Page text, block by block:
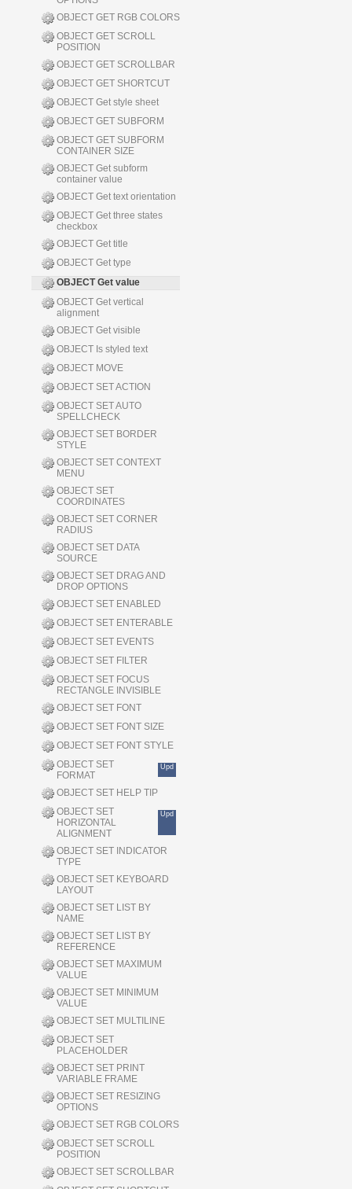
OBJECT GET RGB COLORS
OBJECT GET SCROLL
POSITION
OBJECT GET SCROLLBAR
OBJECT GET SHORTCUT
OBJECT Get style sheet
OBJECT GET SUBFORM
OBJECT GET SUBFORM
CONTAINER SIZE
OBJECT Get subform
container value
OBJECT Get text orientation
OBJECT Get three states
checkbox
OBJECT Get title
OBJECT Get type
OBJECT Get value
OBJECT Get vertical
alignment
OBJECT Get visible
OBJECT Is styled text
OBJECT MOVE
OBJECT SET ACTION
OBJECT SET AUTO
SPELLCHECK
OBJECT SET BORDER
STYLE
OBJECT SET CONTEXT
MENU
OBJECT SET
COORDINATES
OBJECT SET CORNER
RADIUS
OBJECT SET DATA
SOURCE
OBJECT SET DRAG AND
DROP OPTIONS
OBJECT SET ENABLED
OBJECT SET ENTERABLE
OBJECT SET EVENTS
OBJECT SET FILTER
OBJECT SET FOCUS
RECTANGLE INVISIBLE
OBJECT SET FONT
OBJECT SET FONT SIZE
OBJECT SET FONT STYLE
OBJECT SET
FORMAT
Upd
OBJECT SET HELP TIP
OBJECT SET
HORIZONTAL
ALIGNMENT
Upd
OBJECT SET INDICATOR
TYPE
OBJECT SET KEYBOARD
LAYOUT
OBJECT SET LIST BY
NAME
OBJECT SET LIST BY
REFERENCE
OBJECT SET MAXIMUM
VALUE
OBJECT SET MINIMUM
VALUE
OBJECT SET MULTILINE
OBJECT SET
PLACEHOLDER
OBJECT SET PRINT
VARIABLE FRAME
OBJECT SET RESIZING
OPTIONS
OBJECT SET RGB COLORS
OBJECT SET SCROLL
POSITION
OBJECT SET SCROLLBAR